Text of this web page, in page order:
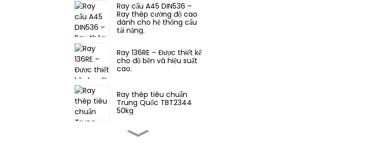
Ray cẩu A45 DIN536 –
Ray thép cường độ cao
dành cho hệ thống cẩu
tải nặng.
Ray 136RE – Được thiết kế
cho độ bền và hiệu suất
cao.
Ray thép tiêu chuẩn
Trung Quốc TBT2344
50kg
Ray thép nhẹ tiêu chuẩn